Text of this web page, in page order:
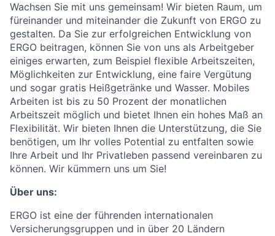
Wachsen Sie mit uns gemeinsam! Wir bieten Raum, um
füreinander und miteinander die Zukunft von ERGO zu
gestalten. Da Sie zur erfolgreichen Entwicklung von
ERGO beitragen, können Sie von uns als Arbeitgeber
einiges erwarten, zum Beispiel flexible Arbeitszeiten,
Möglichkeiten zur Entwicklung, eine faire Vergütung
und sogar gratis Heißgetränke und Wasser. Mobiles
Arbeiten ist bis zu 50 Prozent der monatlichen
Arbeitszeit möglich und bietet Ihnen ein hohes Maß an
Flexibilität. Wir bieten Ihnen die Unterstützung, die Sie
benötigen, um Ihr volles Potential zu entfalten sowie
Ihre Arbeit und Ihr Privatleben passend vereinbaren zu
können. Wir kümmern uns um Sie!
Über uns:
ERGO ist eine der führenden internationalen
Versicherungsgruppen und in über 20 Ländern